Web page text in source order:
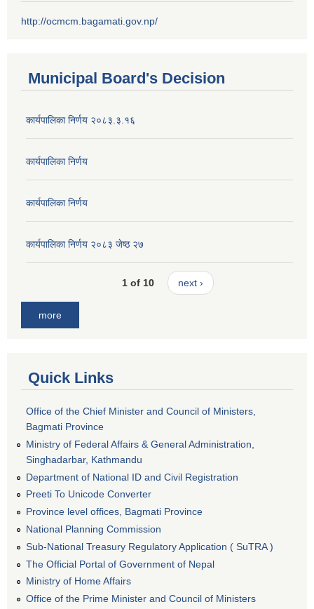
http://ocmcm.bagamati.gov.np/
Municipal Board's Decision
कार्यपालिका निर्णय २०८३.३.१६
कार्यपालिका निर्णय
कार्यपालिका निर्णय
कार्यपालिका निर्णय २०८३ जेष्ठ २७
1 of 10 next ›
more
Quick Links
Office of the Chief Minister and Council of Ministers,
Bagmati Province
Ministry of Federal Affairs & General Administration,
Singhadarbar, Kathmandu
Department of National ID and Civil Registration
Preeti To Unicode Converter
Province level offices, Bagmati Province
National Planning Commission
Sub-National Treasury Regulatory Application ( SuTRA )
The Official Portal of Government of Nepal
Ministry of Home Affairs
Office of the Prime Minister and Council of Ministers